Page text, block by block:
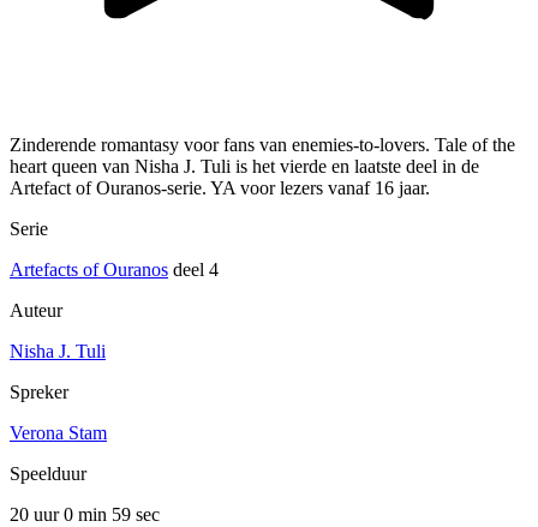
Zinderende romantasy voor fans van enemies-to-lovers. Tale of the
heart queen van Nisha J. Tuli is het vierde en laatste deel in de
Artefact of Ouranos-serie. YA voor lezers vanaf 16 jaar.
Serie
Artefacts of Ouranos deel 4
Auteur
Nisha J. Tuli
Spreker
Verona Stam
Speelduur
20 uur 0 min 59 sec